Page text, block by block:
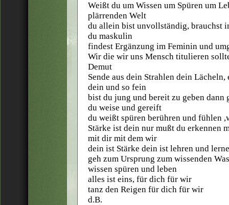
Weißt du um Wissen um Spüren um
plärrenden Welt
du allein bist unvollständig, brauchst
du maskulin
findest Ergänzung im Feminin und
Wir die wir uns Mensch titulieren
Demut
Sende aus dein Strahlen dein Lächeln,
dein und so fein
bist du jung und bereit zu geben dann
du weise und gereift
du weißt spüren berühren und fühlen
Stärke ist dein nur mußt du erkennen
mit dir mit dem wir
dein ist Stärke dein ist lehren und
geh zum Ursprung zum wissenden
wissen spüren und leben
alles ist eins, für dich für wir
tanz den Reigen für dich für wir
d.B.